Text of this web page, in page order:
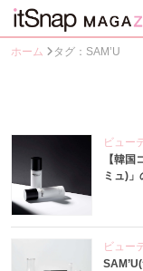
ホーム タグ：SAM’U
ビュー
【韓
ミュ)
ビュー